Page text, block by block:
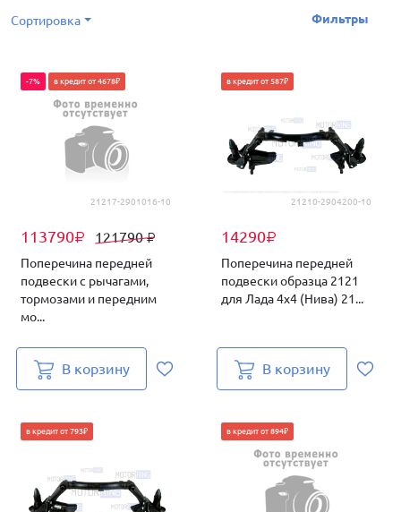
Сортировка Фильтры
21217-2901016-10
113790₽ 121790₽
-7% в кредит от 4678₽
Поперечина передней
подвески с рычагами,
тормозами и передним
мо...
В корзину
21210-2904200-10
14290₽
в кредит от 587₽
Поперечина передней
подвески образца 2121
для Лада 4х4 (Нива) 21...
В корзину
в кредит от 793₽ в кредит от 894₽